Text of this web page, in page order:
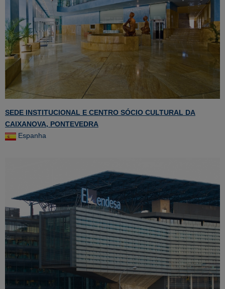
SEDE INSTITUCIONAL E CENTRO SÓCIO CULTURAL DA
CAIXANOVA, PONTEVEDRA
Espanha